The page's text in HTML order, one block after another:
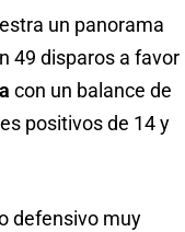
un panorama
49 disparos a favor
con un balance de
positivos de 14 y
defensivo muy